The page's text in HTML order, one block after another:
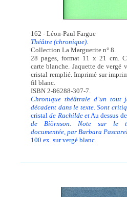
162 - Léon-Paul Fargue
Théâtre (chronique).
Collection La Marguerite n° 8.
28 pages, format 11 x 21 cm.
carte blanche. Jaquette de vergé
cristal remplié. Imprimé sur
fil blanc.
ISBN 2-86288-307-7.
Chronique théâtrale d’un tout
décadent dans le texte. Sont
cristalde Rachilde etAu dessus
de Biörnson. Note sur le
documentée, par Barbara
100 ex. sur vergé blanc.